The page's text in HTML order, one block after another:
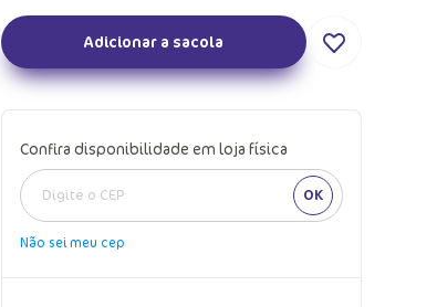
Adicionar a sacola
Confira disponibilidade em loja física
OK
Não sei meu cep